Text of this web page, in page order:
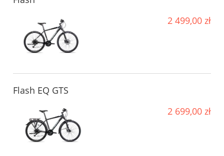
2 499,00 zł
Flash EQ GTS
2 699,00 zł